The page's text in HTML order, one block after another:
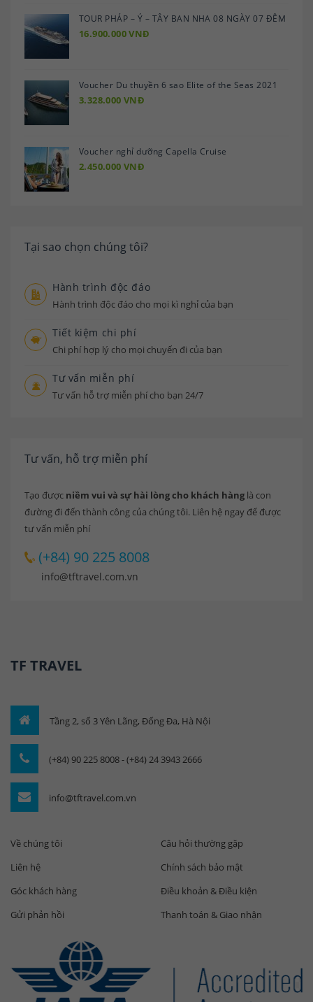
TOUR PHÁP – Ý – TÂY BAN NHA 08 NGÀY 07 ĐÊM
16.900.000 VNĐ
Voucher Du thuyền 6 sao Elite of the Seas 2021
3.328.000 VNĐ
Voucher nghỉ dưỡng Capella Cruise
2.450.000 VNĐ
Tại sao chọn chúng tôi?
Hành trình độc đáo
Hành trình độc đáo cho mọi kì nghỉ của bạn
Tiết kiệm chi phí
Chi phí hợp lý cho mọi chuyến đi của bạn
Tư vấn miễn phí
Tư vấn hỗ trợ miễn phí cho bạn 24/7
Tư vấn, hỗ trợ miễn phí
Tạo được niềm vui và sự hài lòng cho khách hàng là con
đường đi đến thành công của chúng tôi. Liên hệ ngay để được
tư vấn miễn phí
(+84) 90 225 8008
info@tftravel.com.vn
TF TRAVEL
Tầng 2, số 3 Yên Lãng, Đống Đa, Hà Nội
(+84) 90 225 8008 - (+84) 24 3943 2666
info@tftravel.com.vn
Về chúng tôi
Liên hệ
Góc khách hàng
Gửi phản hồi
Câu hỏi thường gặp
Chính sách bảo mật
Điều khoản & Điều kiện
Thanh toán & Giao nhận